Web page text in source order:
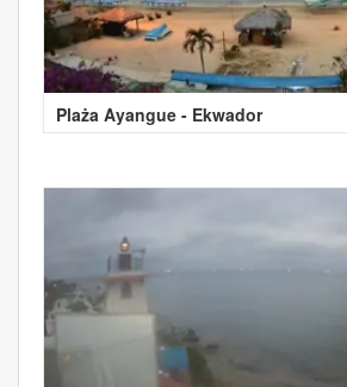
Plaża Ayangue - Ekwador